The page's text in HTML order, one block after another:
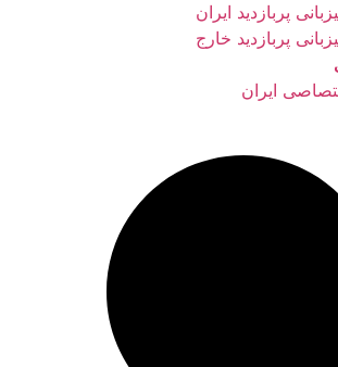
پربازدید ایران
پربازدید خارج
ایران